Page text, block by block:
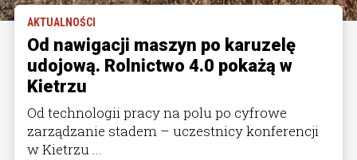
AKTUALNOŚCI
Od nawigacji maszyn po karuzelę
udojową. Rolnictwo 4.0 pokażą w
Kietrzu
Od technologii pracy na polu po cyfrowe
zarządzanie stadem – uczestnicy konferencji
w Kietrzu ...